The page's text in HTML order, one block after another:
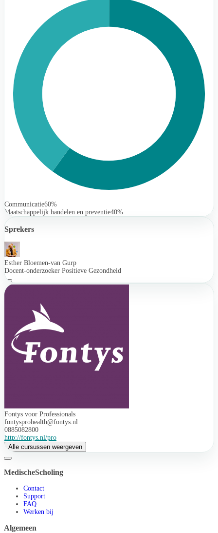
Communicatie60%
Maatschappelijk handelen en preventie40%
Sprekers
Esther Bloemen-van Gurp
Docent-onderzoeker Positieve Gezondheid
Fontys voor Professionals
fontysprohealth@fontys.nl
0885082800
http://fontys.nl/pro
Alle cursussen weergeven
MedischeScholing
Contact
Support
FAQ
Werken bij
Algemeen